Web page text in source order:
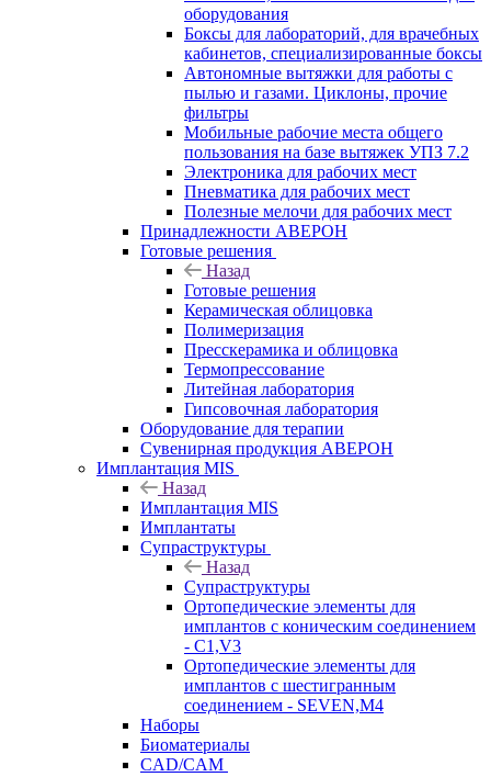
оборудования
Боксы для лабораторий, для врачебных
кабинетов, специализированные боксы
Автономные вытяжки для работы с
пылью и газами. Циклоны, прочие
фильтры
Мобильные рабочие места общего
пользования на базе вытяжек УПЗ 7.2
Электроника для рабочих мест
Пневматика для рабочих мест
Полезные мелочи для рабочих мест
Принадлежности АВЕРОН
Готовые решения
Назад
Готовые решения
Керамическая облицовка
Полимеризация
Пресскерамика и облицовка
Термопрессование
Литейная лаборатория
Гипсовочная лаборатория
Оборудование для терапии
Сувенирная продукция АВЕРОН
Имплантация MIS
Назад
Имплантация MIS
Имплантаты
Супраструктуры
Назад
Супраструктуры
Ортопедические элементы для
имплантов с коническим соединением
- C1,V3
Ортопедические элементы для
имплантов с шестигранным
соединением - SEVEN,M4
Наборы
Биоматериалы
CAD/CAM